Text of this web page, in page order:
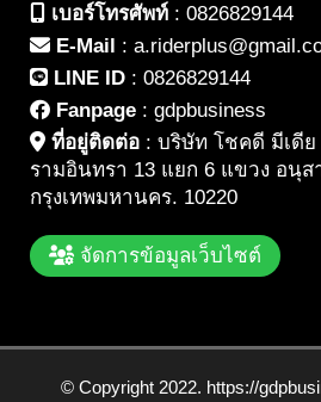
เบอร์โทรศัพท์ : 0826829144
E-Mail :
LINE ID : 0826829144
Fanpage : gdpbusiness
ที่อยู่ติดต่อ : บริษัท โชคดี มีเดี
รามอินทรา 13 แยก 6 แขวง อนุส
กรุงเทพมหานคร. 10220
จัดการข้อมูลเว็บไซต์
© Copyright 2022. https://